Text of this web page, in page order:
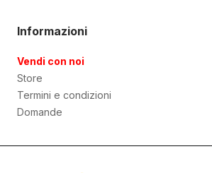
Informazioni
Vendi con noi
Store
Termini e condizioni
Domande